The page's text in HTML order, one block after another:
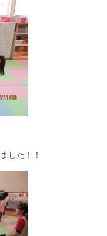
した！！